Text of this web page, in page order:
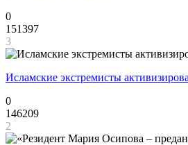
0
151397
3
Исламские экстремисты
0
146209
2